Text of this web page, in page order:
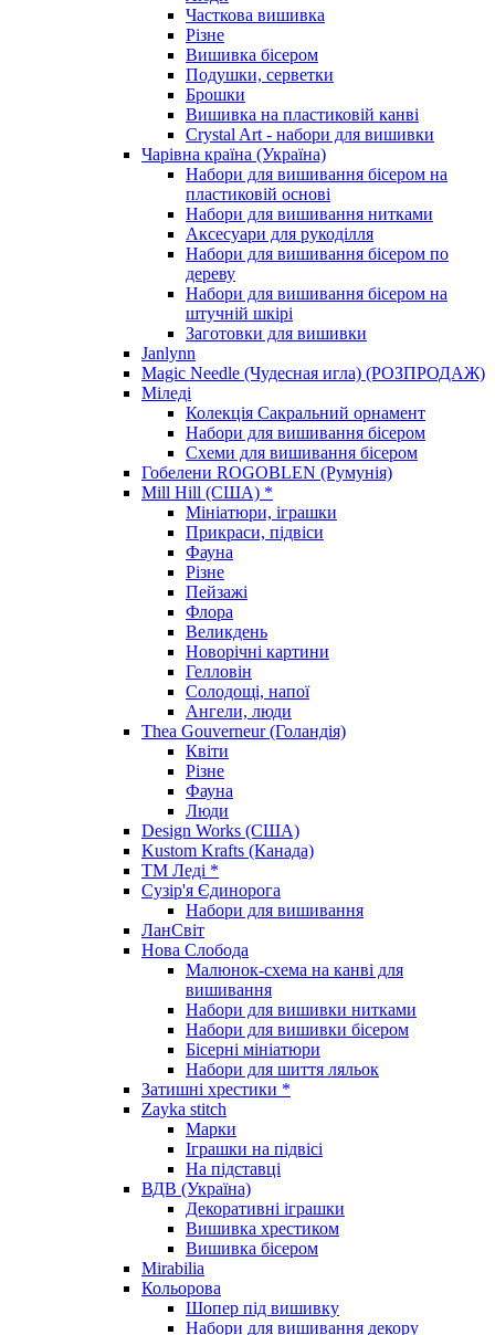
Часткова вишивка
Різне
Вишивка бісером
Подушки, серветки
Брошки
Вишивка на пластиковій канві
Crystal Art - набори для вишивки
Чарівна країна (Україна)
Набори для вишивання бісером на
пластиковій основі
Набори для вишивання нитками
Аксесуари для рукоділля
Набори для вишивання бісером по
дереву
Набори для вишивання бісером на
штучній шкірі
Заготовки для вишивки
Janlynn
Magic Needle (Чудесная игла) (РОЗПРОДАЖ)
Міледі
Колекція Сакральний орнамент
Набори для вишивання бісером
Схеми для вишивання бісером
Гобелени ROGOBLEN (Румунія)
Mill Hill (США) *
Мініатюри, іграшки
Прикраси, підвіси
Фауна
Різне
Пейзажі
Флора
Великдень
Новорічні картини
Гелловін
Солодощі, напої
Ангели, люди
Thea Gouverneur (Голандія)
Квіти
Різне
Фауна
Люди
Design Works (США)
Kustom Krafts (Канада)
ТМ Леді *
Сузір'я Єдинорога
Набори для вишивання
ЛанСвіт
Нова Слобода
Малюнок-схема на канві для
вишивання
Набори для вишивки нитками
Набори для вишивки бісером
Бісерні мініатюри
Набори для шиття ляльок
Затишні хрестики *
Zayka stitch
Марки
Іграшки на підвісі
На підставці
ВДВ (Україна)
Декоративні іграшки
Вишивка хрестиком
Вишивка бісером
Mirabilia
Кольорова
Шопер під вишивку
Набори для вишивання декору